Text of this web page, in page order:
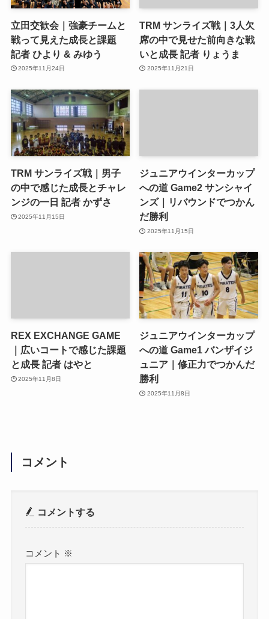
立田交歓会｜強豪チームと
戦って見えた成長と課題
記者 ひより & みゆう
2025年11月24日
TRM サンライズ戦｜3人欠
席の中で見せた前向きな戦
いと成長 記者 りょうま
2025年11月21日
TRM サンライズ戦｜男子
の中で感じた成長とチャレ
ンジの一日 記者 かずさ
2025年11月15日
ジュニアウインターカップ
への道 Game2 サンシャイ
ンズ｜リバウンドでつかん
だ勝利
2025年11月15日
REX EXCHANGE GAME
｜広いコートで感じた課題
と成長 記者 はやと
2025年11月8日
ジュニアウインターカップ
への道 Game1 バンザイジ
ュニア｜修正力でつかんだ
勝利
2025年11月8日
コメント
コメントする
コメント ※